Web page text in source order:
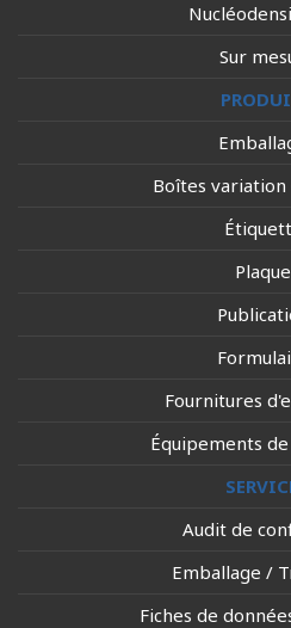
Sur
Boîtes variation
Fournitures
Équipements
Audit de
Emballage /
Fiches de